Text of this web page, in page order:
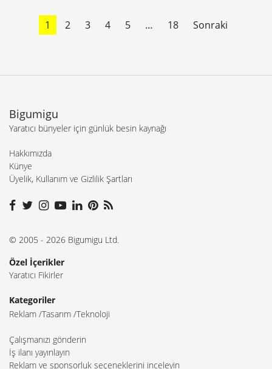
1 2 3 4 5 … 18 Sonraki
Bigumigu
Yaratıcı bünyeler için günlük besin kaynağı
Hakkımızda
Künye
Üyelik, Kullanım ve Gizlilik Şartları
© 2005 - 2026 Bigumigu Ltd.
Özel İçerikler
Yaratıcı Fikirler
Kategoriler
Reklam Tasarım Teknoloji
Çalışmanızı gönderin
İş ilanı yayınlayın
Reklam ve sponsorluk seçeneklerini inceleyin